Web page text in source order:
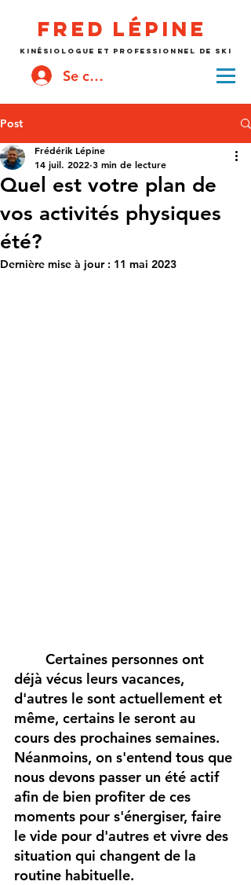
Fred lépine
kinésiologue et professionnel de ski
Se connecter
Post
Quel est votre plan de
vos activités physiques
été?
Frédérik Lépine
14 juil. 2022 3 min de lecture
Dernière mise à jour : 11 mai 2023
Certaines personnes ont
déjà vécus leurs vacances,
d'autres le sont actuellement et
même, certains le seront au
cours des prochaines semaines.
Néanmoins, on s'entend tous que
nous devons passer un été actif
afin de bien profiter de ces
moments pour s'énergiser, faire
le vide pour d'autres et vivre des
situation qui changent de la
routine habituelle.